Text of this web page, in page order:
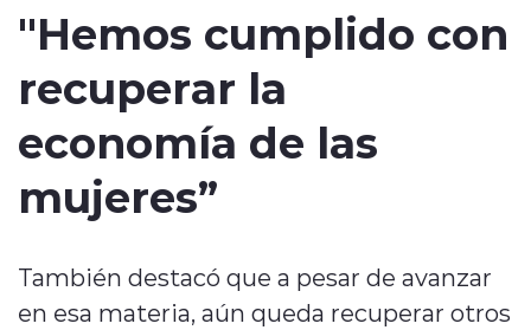
modo claro
"Hemos cumplido con
recuperar la
economía de las
mujeres”
También destacó que a pesar de avanzar
en esa materia, aún queda recuperar otros